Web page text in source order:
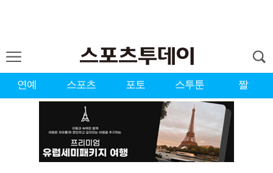
연예 스포츠 포토 스투툰 짤